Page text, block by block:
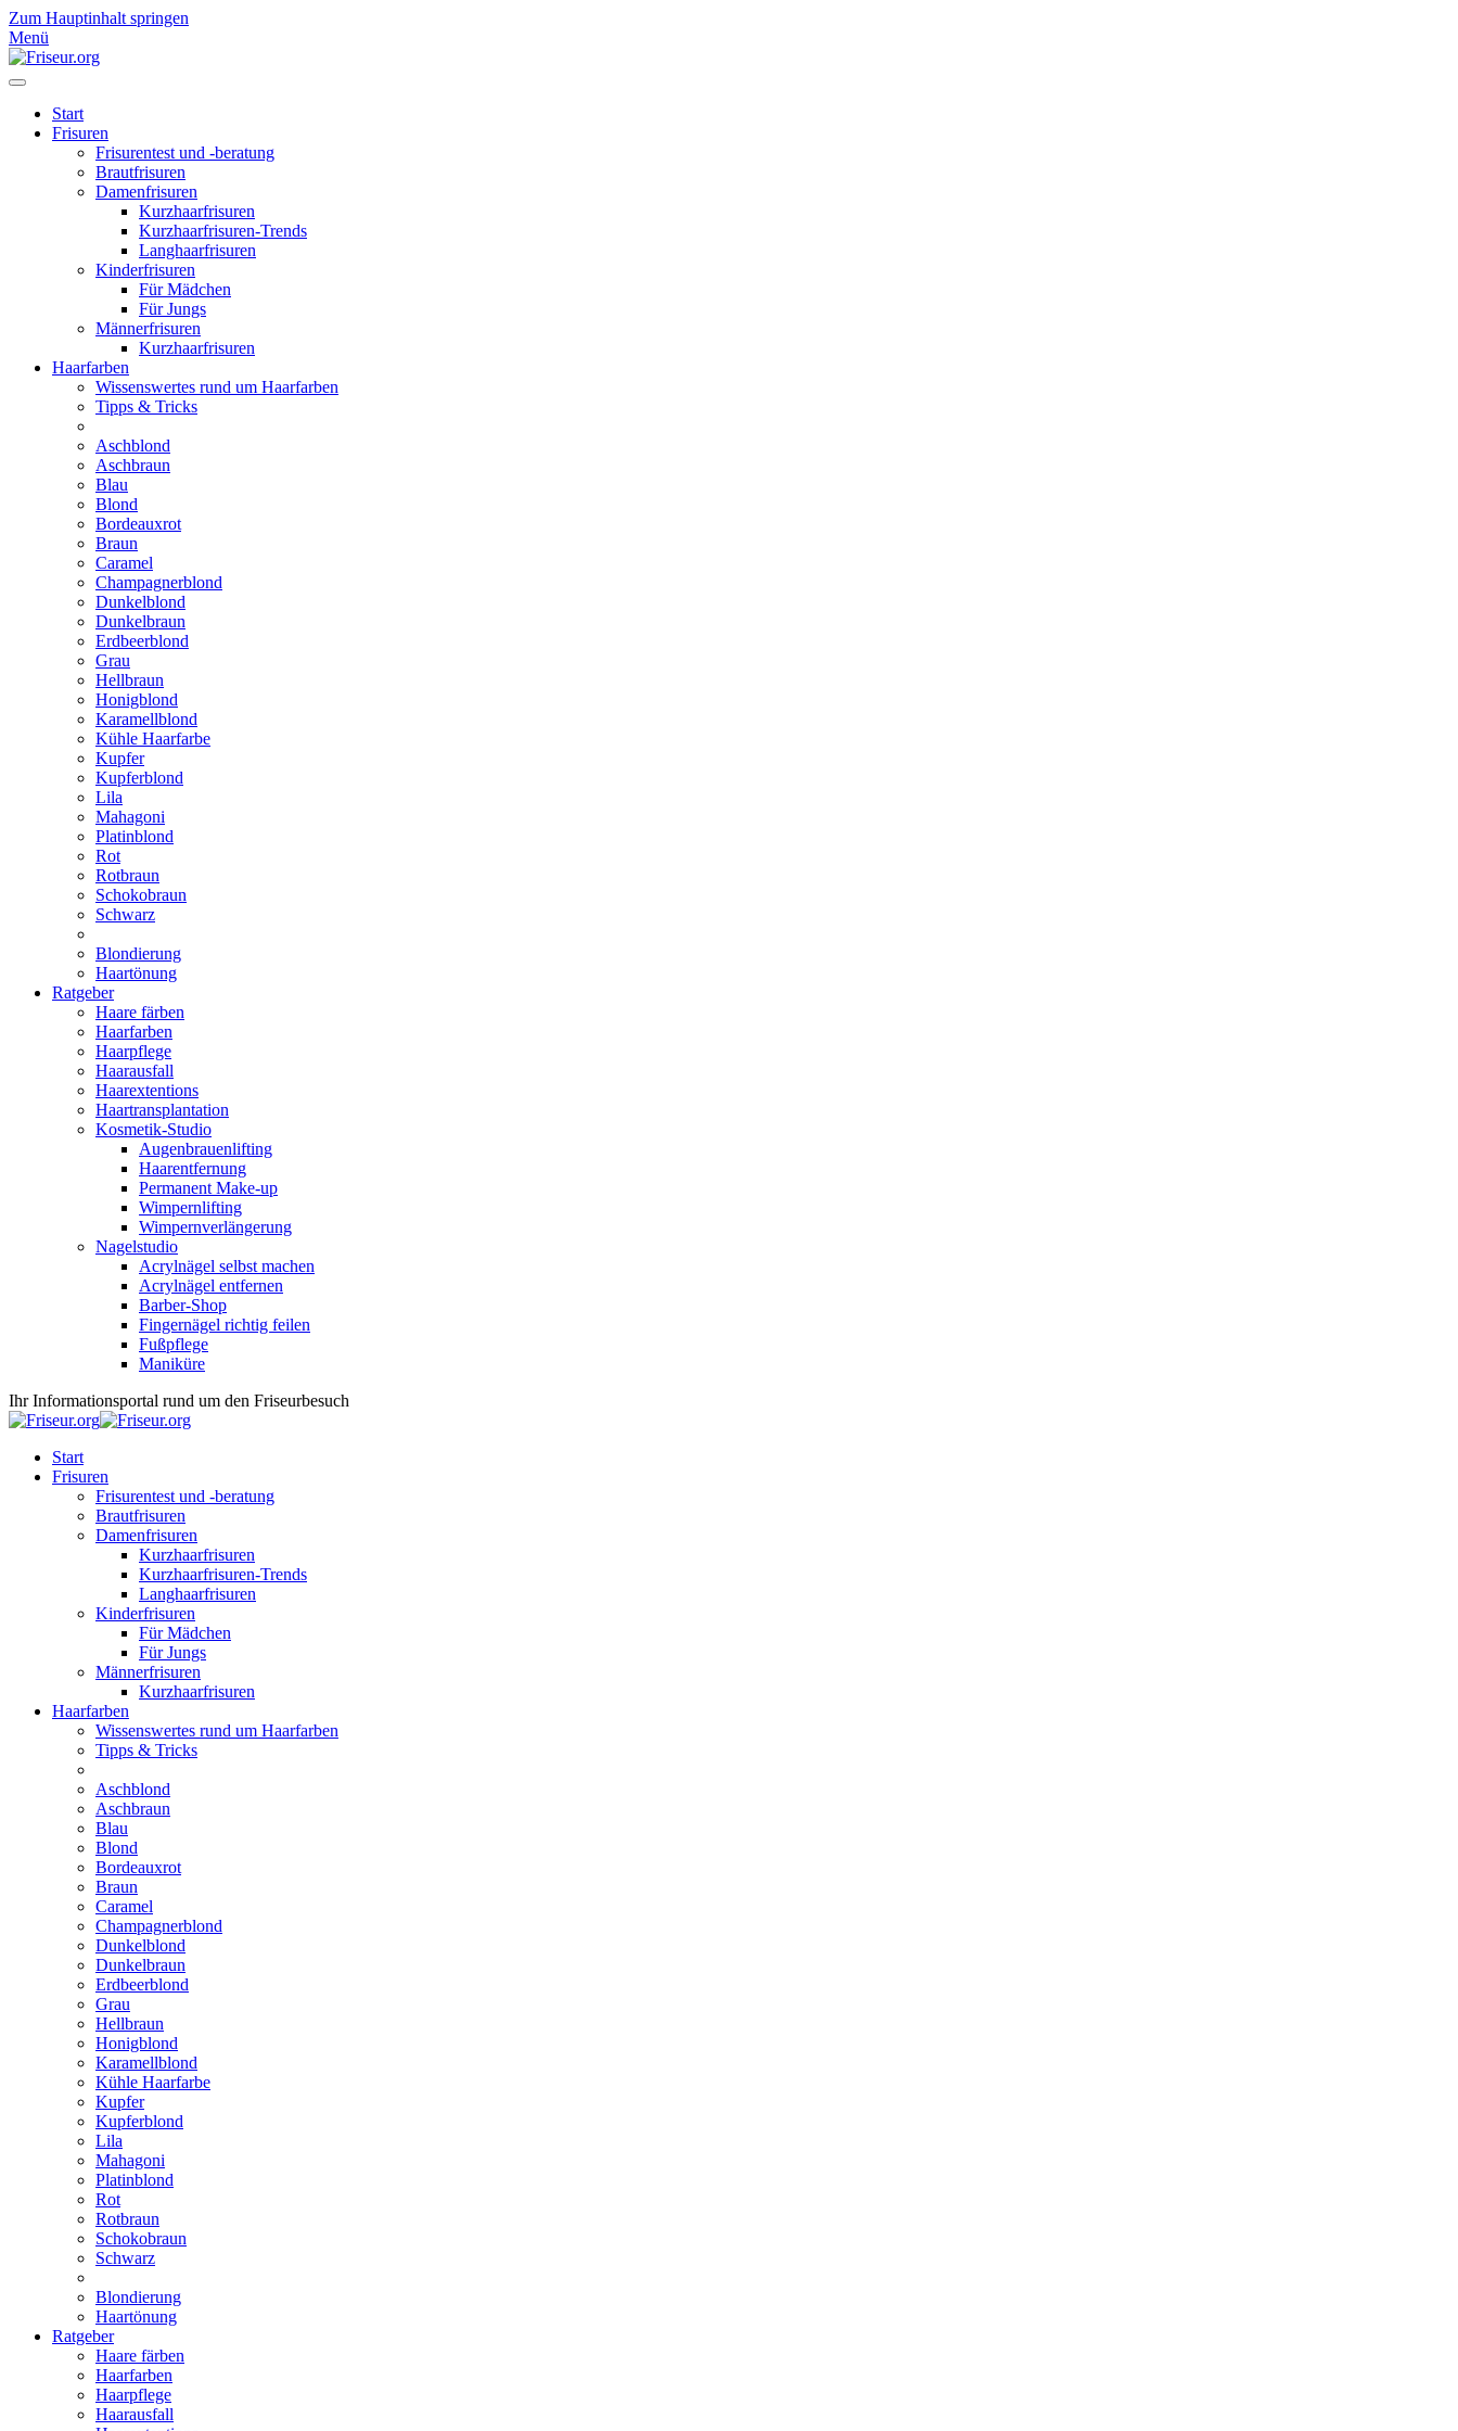
Zum Hauptinhalt springen
Menü
Start
Frisuren
Frisurentest und -beratung
Brautfrisuren
Damenfrisuren
Kurzhaarfrisuren
Kurzhaarfrisuren-Trends
Langhaarfrisuren
Kinderfrisuren
Für Mädchen
Für Jungs
Männerfrisuren
Kurzhaarfrisuren
Haarfarben
Wissenswertes rund um Haarfarben
Tipps & Tricks
Aschblond
Aschbraun
Blau
Blond
Bordeauxrot
Braun
Caramel
Champagnerblond
Dunkelblond
Dunkelbraun
Erdbeerblond
Grau
Hellbraun
Honigblond
Karamellblond
Kühle Haarfarbe
Kupfer
Kupferblond
Lila
Mahagoni
Platinblond
Rot
Rotbraun
Schokobraun
Schwarz
Blondierung
Haartönung
Ratgeber
Haare färben
Haarfarben
Haarpflege
Haarausfall
Haarextentions
Haartransplantation
Kosmetik-Studio
Augenbrauenlifting
Haarentfernung
Permanent Make-up
Wimpernlifting
Wimpernverlängerung
Nagelstudio
Acrylnägel selbst machen
Acrylnägel entfernen
Barber-Shop
Fingernägel richtig feilen
Fußpflege
Maniküre
Ihr Informationsportal rund um den Friseurbesuch
Start
Frisuren
Frisurentest und -beratung
Brautfrisuren
Damenfrisuren
Kurzhaarfrisuren
Kurzhaarfrisuren-Trends
Langhaarfrisuren
Kinderfrisuren
Für Mädchen
Für Jungs
Männerfrisuren
Kurzhaarfrisuren
Haarfarben
Wissenswertes rund um Haarfarben
Tipps & Tricks
Aschblond
Aschbraun
Blau
Blond
Bordeauxrot
Braun
Caramel
Champagnerblond
Dunkelblond
Dunkelbraun
Erdbeerblond
Grau
Hellbraun
Honigblond
Karamellblond
Kühle Haarfarbe
Kupfer
Kupferblond
Lila
Mahagoni
Platinblond
Rot
Rotbraun
Schokobraun
Schwarz
Blondierung
Haartönung
Ratgeber
Haare färben
Haarfarben
Haarpflege
Haarausfall